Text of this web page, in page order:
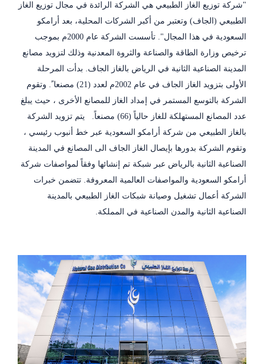
"شركة توزيع الغاز الطبيعي هي الشركة الرائدة في مجال توزيع الغاز
الطبيعي (الجاف) وتعتبر من أكبر الشركات المحلية، بعد أرامكو
السعودية في هذا المجال". تأسست الشركة عام 2000م بموجب
ترخيص وزارة الطاقة والصناعة والثروة المعدنية وذلك لتزويد مصانع
المدينة الصناعية الثانية في الرياض بالغاز الجاف. بدأت المرحلة
الأولى بتزويد الغاز الجاف في عام 2002م لعدد (21) مصنعا ً. وتقوم
الشركة بالتوسع المستمر في إمداد الغاز للمصانع الأخرى ، حيث يبلغ
عدد المصانع المستهلكة للغاز حالياً (66) مصنعاً. يتم تزويد الشركة
بالغاز الطبيعي من شركة أرامكو السعودية عبر خط أنبوب رئيسي ،
وتقوم الشركة بدورها بإيصال الغاز الجاف الى المصانع في المدينة
الصناعية الثانية بالرياض عبر شبكة تم إنشائها وفقاً لمواصفات شركة
أرامكو السعودية والمواصفات العالمية المعروفة. تتضمن خبرات
الشركة أعمال تشغيل وصيانة شبكات الغاز الطبيعي بالمدينة
الصناعية الثانية والمدن الصناعية في المملكة.